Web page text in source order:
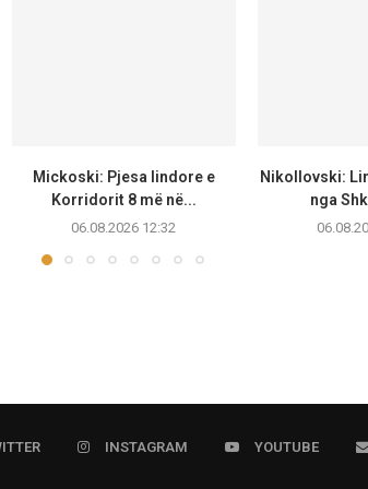
Mickoski: Pjesa lindore e
Korridorit 8 më në...
06.08.2026 12:32
Nikollovski:
nga
INSTAGRAM YOUTUBE